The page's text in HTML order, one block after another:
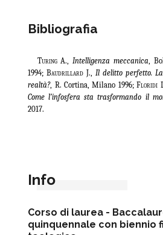
Bibliografia
Turing A.,Intelligenza meccanica,
1994;Baudrillard J.,Il delitto perfetto.
realtà?, R. Cortina, Milano 1996;Floridi
Come l’infosfera sta trasformando il
2017.
Info
Corso di laurea -
quinquennale con biennio